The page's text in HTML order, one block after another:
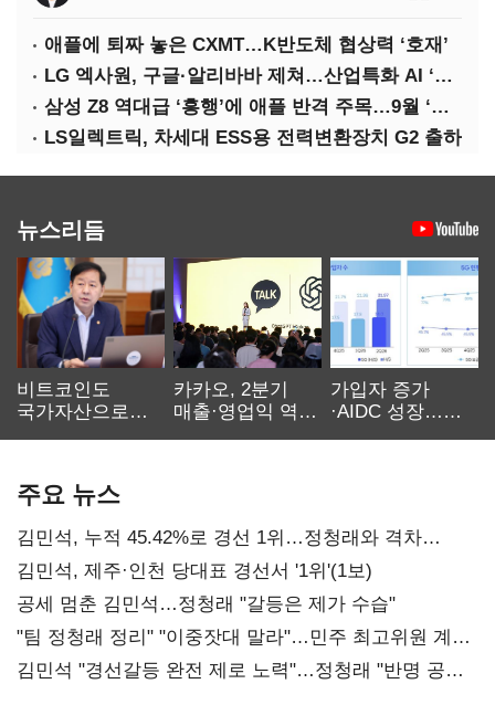
애플에 퇴짜 놓은 CXMT…K반도체 협상력 ‘호재’
LG 엑사원, 구글·알리바바 제쳐…산업특화 AI ‘속도’
삼성 Z8 역대급 ‘흥행’에 애플 반격 주목…9월 ‘폴더블 대전’
LS일렉트릭, 차세대 ESS용 전력변환장치 G2 출하
뉴스리듬
비트코인도
국가자산으로…'
카카오, 2분기
매출·영업익 역대
가입자 증가
·AIDC 성장…
주요 뉴스
김민석, 누적 45.42%로 경선 1위…정청래와 격차
0.86%p(2보)
김민석, 제주·인천 당대표 경선서 '1위'(1보)
공세 멈춘 김민석…정청래 "갈등은 제가 수습"
"팀 정청래 정리" "이중잣대 말라"…민주 최고위원 계파
다툼 격화
김민석 "경선갈등 완전 제로 노력"…정청래 "반명 공세